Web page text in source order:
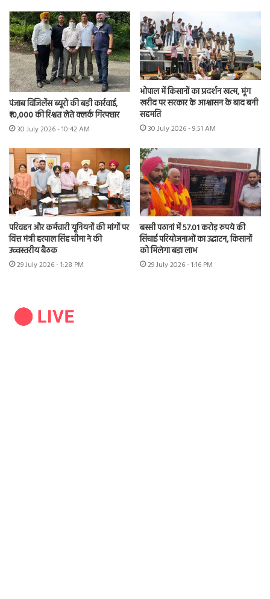
पंजाब विजिलेंस ब्यूरो की बड़ी कार्रवाई,
₹10,000 की रिश्वत लेते क्लर्क गिरफ्तार
30 July 2026 - 10:42 AM
भोपाल में किसानों का प्रदर्शन खत्म, मूंग
खरीद पर सरकार के आश्वासन के बाद बनी
सहमति
30 July 2026 - 9:51 AM
परिवहन और कर्मचारी यूनियनों की मांगों पर
वित्त मंत्री हरपाल सिंह चीमा ने की
उच्चस्तरीय बैठक
29 July 2026 - 1:28 PM
बस्सी पठानां में 57.01 करोड़ रुपये की
सिंचाई परियोजनाओं का उद्घाटन, किसानों
को मिलेगा बड़ा लाभ
29 July 2026 - 1:16 PM